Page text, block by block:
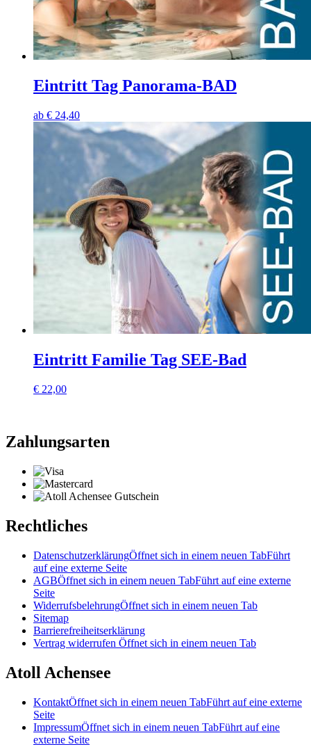
Eintritt Tag Panorama-BAD
ab € 24,40
Eintritt Familie Tag SEE-Bad
€ 22,00
Zahlungsarten
Rechtliches
DatenschutzerklärungÖffnet sich in einem neuen TabFührt
auf eine externe Seite
AGBÖffnet sich in einem neuen TabFührt auf eine externe
Seite
WiderrufsbelehrungÖffnet sich in einem neuen Tab
Sitemap
Barrierefreiheitserklärung
Vertrag widerrufen Öffnet sich in einem neuen Tab
Atoll Achensee
KontaktÖffnet sich in einem neuen TabFührt auf eine externe
Seite
ImpressumÖffnet sich in einem neuen TabFührt auf eine
externe Seite